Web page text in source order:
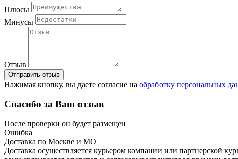
Плюсы
Минусы
Отзыв
Отправить отзыв
Нажимая кнопку, вы даете согласие на обработку персональных
Спасибо за Ваш отзыв
После проверки он будет размещен
Ошибка
Доставка по Москве и МО
Доставка осуществляется курьером компании или партнерской